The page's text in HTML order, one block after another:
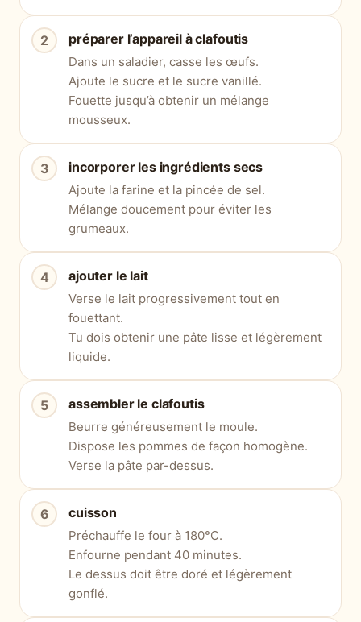
préparer l’appareil à clafoutis
Dans un saladier, casse les œufs.
Ajoute le sucre et le sucre vanillé.
Fouette jusqu’à obtenir un mélange
mousseux.
incorporer les ingrédients secs
Ajoute la farine et la pincée de sel.
Mélange doucement pour éviter les
grumeaux.
ajouter le lait
Verse le lait progressivement tout en
fouettant.
Tu dois obtenir une pâte lisse et légèrement
liquide.
assembler le clafoutis
Beurre généreusement le moule.
Dispose les pommes de façon homogène.
Verse la pâte par-dessus.
cuisson
Préchauffe le four à 180°C.
Enfourne pendant 40 minutes.
Le dessus doit être doré et légèrement
gonflé.